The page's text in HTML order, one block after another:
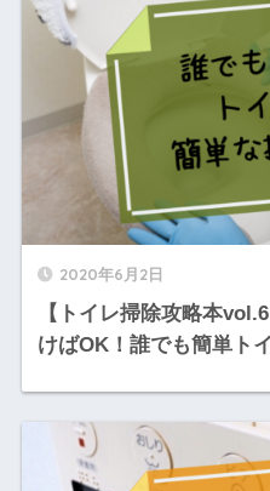
2020年6月2日
【トイレ掃除攻略本
けばOK！誰でも簡単ト